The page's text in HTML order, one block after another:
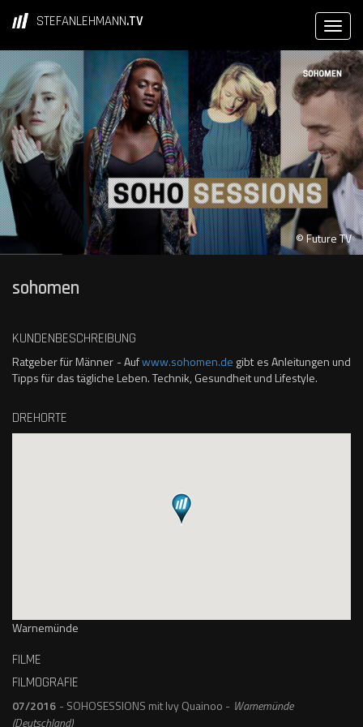
STEFANLEHMANN.TV
© Future TV
sohomen
KUNDENBESCHREIBUNG
Ratgeber für Männer - Aufwww.sohomen.de gibt es Anleitungen und
Tipps für das tägliche Leben. Technik, Gesundheit und Lifestyle.
DREHORTE
Warnemünde
FILME
FILMOGRAFIE
07/2016 - SOHOSESSIONS mit Ivy Quainoo - Warnemünde
(Deutschland)